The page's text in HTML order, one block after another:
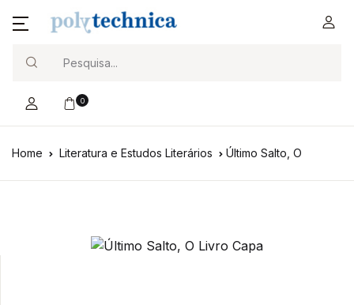
0
Home Literatura e Estudos Literários Último Salto, O